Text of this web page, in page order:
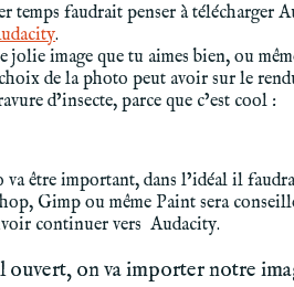
temps faudrait penser à télécharger
.
jolie image que tu aimes bien, ou
de la photo peut avoir sur le
d’insecte, parce que c’est cool :
être important, dans l’idéal il
Gimp ou même Paint sera
continuer vers Audacity.
on va importer notre